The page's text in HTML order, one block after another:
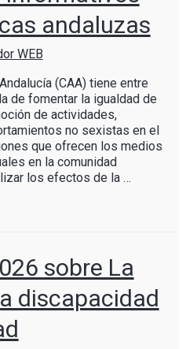
andaluzas
WEB
(CAA) tiene entre
de fomentar la igualdad de
de actividades,
no sexistas en el
que ofrecen los medios
en la comunidad
los efectos de la …
sobre La
discapacidad